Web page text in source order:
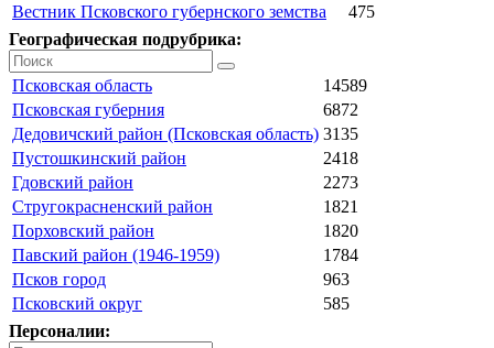
Вестник Псковского губернского земства
475
Географическая подрубрика:
Псковская область
14589
Псковская губерния
6872
Дедовичский район (Псковская область) 3135
Пустошкинский район
2418
Гдовский район
2273
Стругокрасненский район
1821
Порховский район
1820
Павский район (1946-1959)
1784
Псков город
963
Псковский округ
585
Персоналии: